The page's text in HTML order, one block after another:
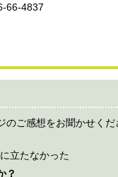
66-4837
のご感想をお聞かせくだ
立たなかった
？